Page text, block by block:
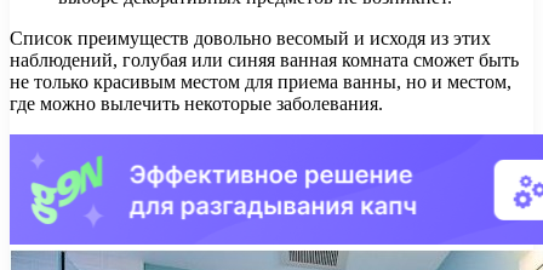
Список преимуществ довольно весомый и исходя из этих
наблюдений, голубая или синяя ванная комната сможет быть
не только красивым местом для приема ванны, но и местом,
где можно вылечить некоторые заболевания.